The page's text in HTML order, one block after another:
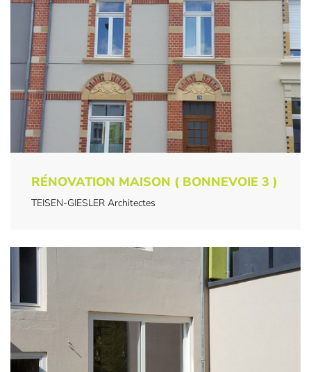
RÉNOVATION MAISON ( BONNEVOIE 3 )
TEISEN-GIESLER Architectes